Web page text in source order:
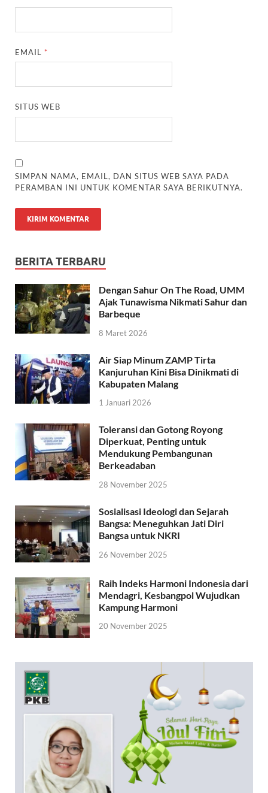
EMAIL *
SITUS WEB
SIMPAN NAMA, EMAIL, DAN SITUS WEB SAYA PADA
PERAMBAN INI UNTUK KOMENTAR SAYA BERIKUTNYA.
BERITA TERBARU
Dengan Sahur On The Road, UMM
Ajak Tunawisma Nikmati Sahur dan
Barbeque
8 Maret 2026
Air Siap Minum ZAMP Tirta
Kanjuruhan Kini Bisa Dinikmati di
Kabupaten Malang
1 Januari 2026
Toleransi dan Gotong Royong
Diperkuat, Penting untuk
Mendukung Pembangunan
Berkeadaban
28 November 2025
Sosialisasi Ideologi dan Sejarah
Bangsa: Meneguhkan Jati Diri
Bangsa untuk NKRI
26 November 2025
Raih Indeks Harmoni Indonesia dari
Mendagri, Kesbangpol Wujudkan
Kampung Harmoni
20 November 2025